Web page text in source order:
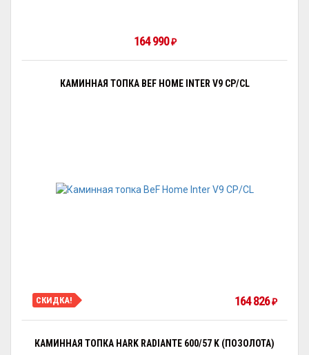
164 990 ₽
КАМИННАЯ ТОПКА BEF HOME INTER V9 CP/CL
СКИДКА! 164 826 ₽
КАМИННАЯ ТОПКА HARK RADIANTE 600/57 K (ПОЗОЛОТА)